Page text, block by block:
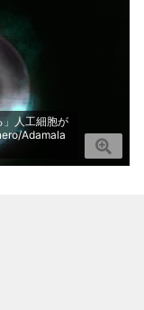
」人工細胞が
Adamala